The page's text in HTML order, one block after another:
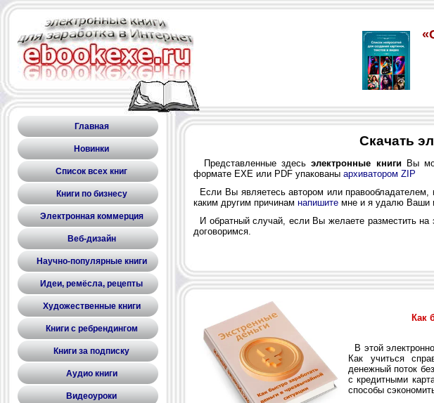
Главная
Новинки
Список всех книг
Книги по бизнесу
Электронная коммерция
Веб-дизайн
Научно-популярные книги
Идеи, ремёсла, рецепты
Художественные книги
Книги с ребрендингом
Книги за подписку
Аудио книги
Видеоуроки
Скачать
Представленные здесьэлектронные книгиВы
формате EXE или PDF упакованы архиватором ZIP
Если Вы являетесь автором или
каким другим причинам напишите мне и я удалю Ваши
И обратный случай, если Вы желаете разместить на
договоримся.
Как
В этой
Как учитьcя
денежный поток
с кредитными
способы